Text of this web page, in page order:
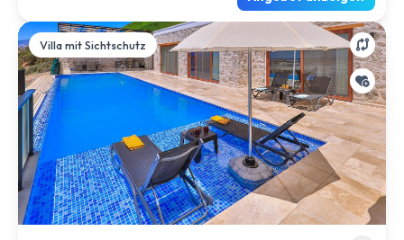
Villa mit Sichtschutz